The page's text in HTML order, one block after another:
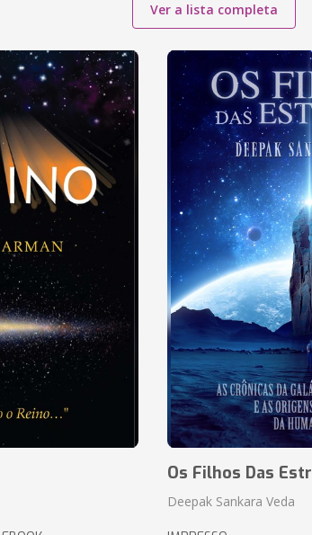
Ver a lista completa
Os Filhos Das
Deepak Sankara Veda